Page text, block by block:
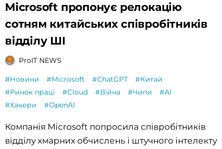
Microsoft пропонує релокацію
сотням китайських співробітників
відділу ШІ
ProIT NEWS
#Новини #Microsoft #ChatGPT
#Китай
#Ринок праці
#Cloud #Війна #Чипи
#AI
#Хакери
#OpenAI
Компанія Microsoft попросила співробітників
відділу хмарних обчислень і штучного інтелекту